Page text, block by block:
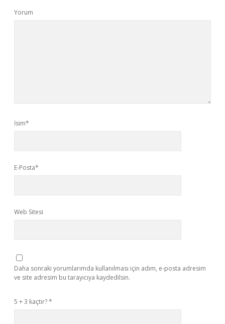
Yorum
İsim*
E-Posta*
Web Sitesi
Daha sonraki yorumlarımda kullanılması için adım, e-posta adresim
ve site adresim bu tarayıcıya kaydedilsin.
5 + 3 kaçtır?*